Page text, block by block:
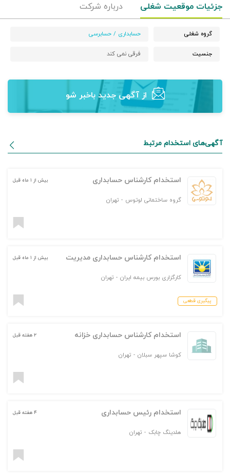
جزئیات موقعیت شغلی درباره شرکت
گروه شغلی حسابداری / حسابرسی
جنسیت فرقی نمی کند
از آگهی‌ جدید باخبر شو
آگهی‌های استخدام مرتبط
استخدام کارشناس حسابداری
گروه ساختمانی لوتوس - تهران
بیش از ۱ ماه قبل
استخدام کارشناس حسابداری مدیریت
کارگزاری بورس بیمه ایران - تهران
بیش از ۱ ماه قبل
پیگیری قطعی
استخدام کارشناس حسابداری خزانه
کوشا سپهر سبلان - تهران
۲ هفته قبل
استخدام رئیس حسابداری
هلدینگ چابک - تهران
۴ هفته قبل